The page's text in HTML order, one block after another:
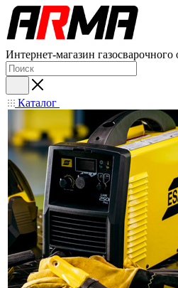
Интернет-магазин газосварочного
Каталог